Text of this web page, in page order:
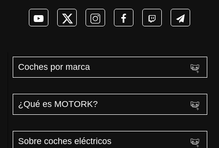
Coches por marca
¿Qué es MOTORK?
Sobre coches eléctricos